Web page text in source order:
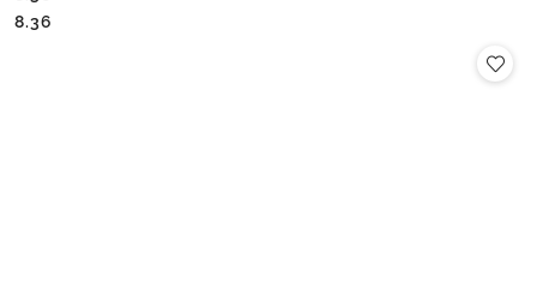
Cena:
Cena:
8.36